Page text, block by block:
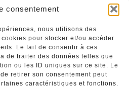
consentement
nous utilisons des
pour stocker et/ou accéder
Le fait de consentir à ces
de traiter des données telles que
ou les ID uniques sur ce site. Le
retirer son consentement peut
caractéristiques et fonctions.
: insérez gratuitement
annuaire sur notre site ci-
dessous